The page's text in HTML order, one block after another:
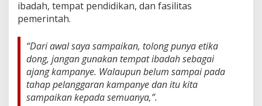
,
a
s
l
M
e
ibadah, tempat pendidikan, dan fasilitas
pemerintah.
“Dari awal saya sampaikan, tolong punya etika
dong, jangan gunakan tempat ibadah sebagai
ajang kampanye. Walaupun belum sampai pada
tahap pelanggaran kampanye dan itu kita
sampaikan kepada semuanya,”.